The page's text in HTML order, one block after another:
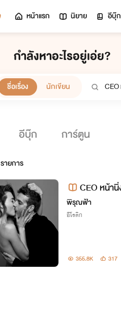
หน้าแรก นิยาย อีบุ๊ก
กำลังหาอะไรอยู่เอ่ย?
ชื่อเรื่อง นักเขียน
อีบุ๊ก การ์ตูน
รายการ
CEO หน้า
พิรุณฟ้า
อีโรติก
355.8K 317